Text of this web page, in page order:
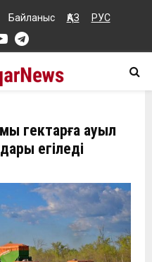
Байланыс ҚАЗ РУС
YoutubeTelegram
гектарға ауыл
егіледі